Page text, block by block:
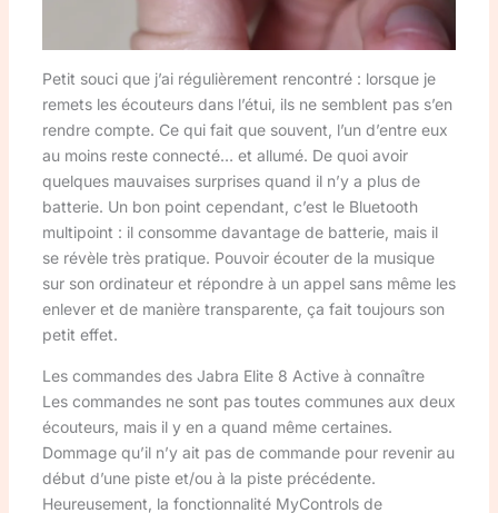
Petit souci que j’ai régulièrement rencontré : lorsque je
remets les écouteurs dans l’étui, ils ne semblent pas s’en
rendre compte. Ce qui fait que souvent, l’un d’entre eux
au moins reste connecté… et allumé. De quoi avoir
quelques mauvaises surprises quand il n’y a plus de
batterie. Un bon point cependant, c’est le Bluetooth
multipoint : il consomme davantage de batterie, mais il
se révèle très pratique. Pouvoir écouter de la musique
sur son ordinateur et répondre à un appel sans même les
enlever et de manière transparente, ça fait toujours son
petit effet.
Les commandes des Jabra Elite 8 Active à connaître
Les commandes ne sont pas toutes communes aux deux
écouteurs, mais il y en a quand même certaines.
Dommage qu’il n’y ait pas de commande pour revenir au
début d’une piste et/ou à la piste précédente.
Heureusement, la fonctionnalité MyControls de